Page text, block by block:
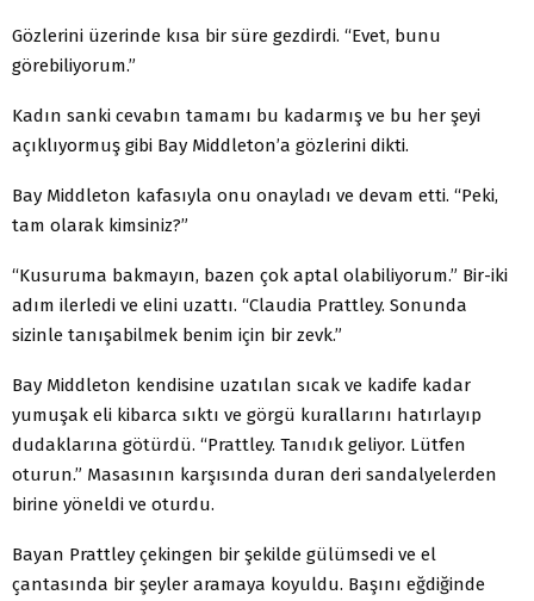
Gözlerini üzerinde kısa bir süre gezdirdi. “Evet, bunu
görebiliyorum.”
Kadın sanki cevabın tamamı bu kadarmış ve bu her şeyi
açıklıyormuş gibi Bay Middleton’a gözlerini dikti.
Bay Middleton kafasıyla onu onayladı ve devam etti. “Peki,
tam olarak kimsiniz?”
“Kusuruma bakmayın, bazen çok aptal olabiliyorum.” Bir-iki
adım ilerledi ve elini uzattı. “Claudia Prattley. Sonunda
sizinle tanışabilmek benim için bir zevk.”
Bay Middleton kendisine uzatılan sıcak ve kadife kadar
yumuşak eli kibarca sıktı ve görgü kurallarını hatırlayıp
dudaklarına götürdü. “Prattley. Tanıdık geliyor. Lütfen
oturun.” Masasının karşısında duran deri sandalyelerden
birine yöneldi ve oturdu.
Bayan Prattley çekingen bir şekilde gülümsedi ve el
çantasında bir şeyler aramaya koyuldu. Başını eğdiğinde